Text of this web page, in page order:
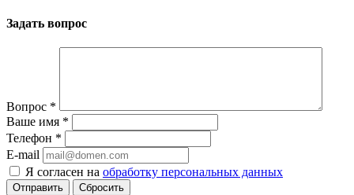
Задать вопрос
Вопрос *
Ваше имя *
Телефон *
E-mail
Я согласен на обработку персональных данных
Сбросить